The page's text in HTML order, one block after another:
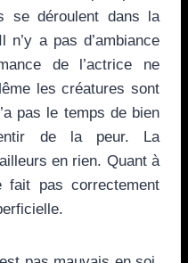
se déroulent dans la
a pas d’ambiance
de l’actrice ne
les créatures sont
pas le temps de bien
de la peur. La
en rien. Quant à
fait pas correctement